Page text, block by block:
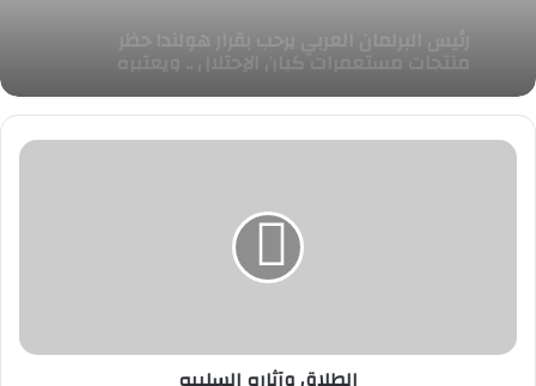
عامًا على العلاقات الدبلوماسية بين البلدين
الطلاق